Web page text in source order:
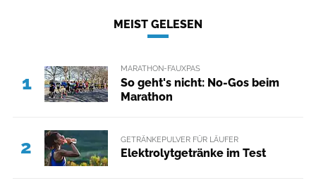
MEIST GELESEN
1
MARATHON-FAUXPAS
So geht's nicht: No-Gos beim
Marathon
2 GETRÄNKEPULVER FÜR LÄUFER
Elektrolytgetränke im Test